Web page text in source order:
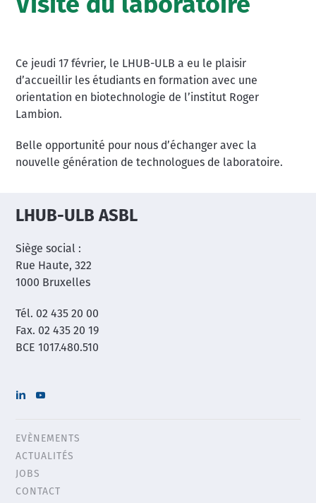
Visite du laboratoire
Ce jeudi 17 février, le LHUB-ULB a eu le plaisir
d’accueillir les étudiants en formation avec une
orientation en biotechnologie de l’institut Roger
Lambion.
Belle opportunité pour nous d’échanger avec la
nouvelle génération de technologues de laboratoire.
LHUB-ULB ASBL
Siège social :
Rue Haute, 322
1000 Bruxelles
Tél. 02 435 20 00
Fax. 02 435 20 19
BCE 1017.480.510
Header
menu
EVÈNEMENTS
ACTUALITÉS
JOBS
CONTACT